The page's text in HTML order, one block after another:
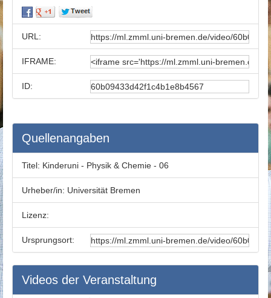
URL:
IFRAME:
ID:
Quellenangaben
Titel: Kinderuni - Physik & Chemie - 06
Urheber/in: Universität Bremen
Lizenz:
Ursprungsort:
Videos der Veranstaltung